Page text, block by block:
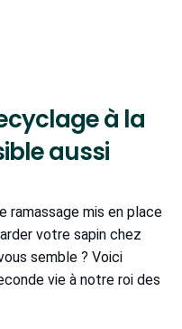
à la
aussi
ramassage mis en place
votre sapin chez
semble ? Voici
vie à notre roi des